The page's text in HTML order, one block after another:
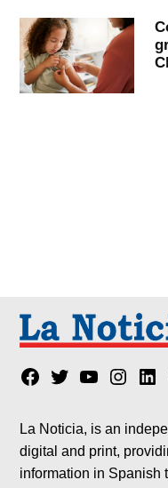
Facebook
TwitterYouTube
La Noticia, is an
digital and print,
information in Spanish